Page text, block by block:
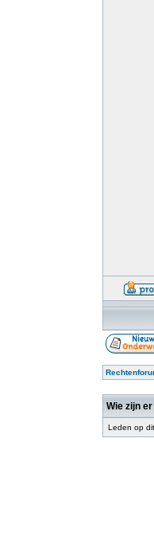
Wie zijn
Leden op